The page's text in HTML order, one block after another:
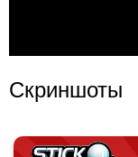
Скриншоты